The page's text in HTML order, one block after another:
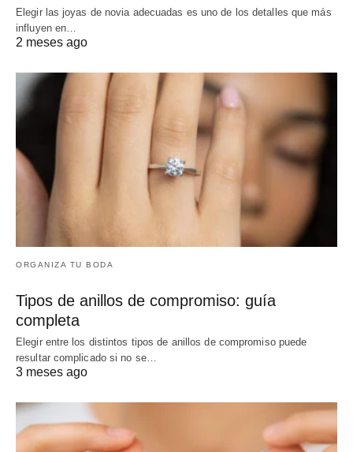
Elegir las joyas de novia adecuadas es uno de los detalles que más
influyen en…
2 meses ago
ORGANIZA TU BODA
Tipos de anillos de compromiso: guía
completa
Elegir entre los distintos tipos de anillos de compromiso puede
resultar complicado si no se…
3 meses ago